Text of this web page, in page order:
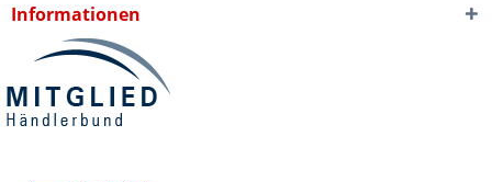
Informationen